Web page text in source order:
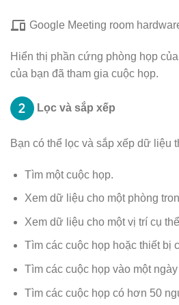
Google Meeting room
Hiển thị phần cứng phòng họp
của bạn đã tham gia cuộc họp.
Lọc và sắp xếp
Bạn có thể lọc và sắp xếp dữ liệu
Tìm một cuộc họp.
Xem dữ liệu cho một phòng
Xem dữ liệu cho một vị trí cụ
Tìm các cuộc họp hoặc thiết bị
Tìm các cuộc họp vào một
Tìm các cuộc họp có hơn 50